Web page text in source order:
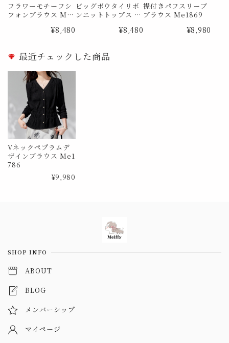
フラワーモチーフシ
フォンブラウス Me
¥8,480
ビッグボウタイリボ
ンニットトップス M
¥8,480
襟付きパフスリーブ
ブラウス Me1869
¥8,980
最近チェックした商品
Vネックペプラムデ
ザインブラウス Me1
786
¥9,980
SHOP INFO
ABOUT
BLOG
メンバーシップ
マイページ